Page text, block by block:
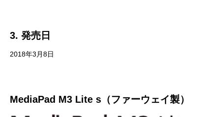
3. 発売日
2018年3月8日
MediaPad M3 Lite s（ファーウェイ製）